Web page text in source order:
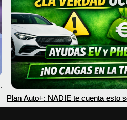
Plan Auto+: NADIE te cuenta esto
coches eléctricos y PHEV 2026